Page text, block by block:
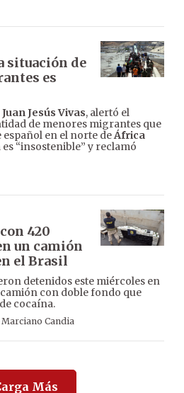
situación de
es
Juan Jesús Vivas, alertó el
de menores migrantes que
español en el norte deÁfrica
“insostenible” y reclamó
420
un camión
el Brasil
detenidos este miércoles en
con doble fondo que
cocaína.
Marciano Candia
Más